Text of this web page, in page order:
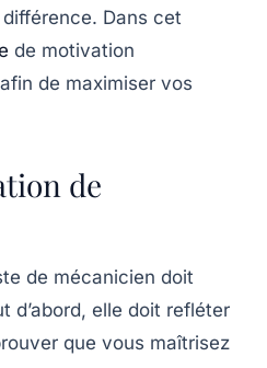
Dans cet
de motivation
de maximiser vos
de
de mécanicien doit
d’abord, elle doit refléter
que vous maîtrisez